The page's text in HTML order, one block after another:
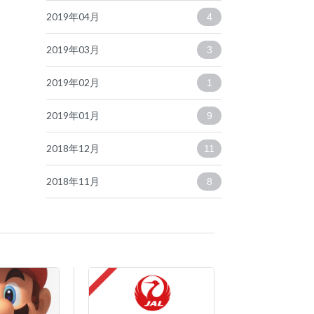
2019年04月 4
2019年03月 3
2019年02月 1
2019年01月 9
2018年12月 11
2018年11月 8